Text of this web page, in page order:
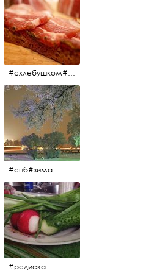
#схлебушком#мясо
#спб#зима
#редиска